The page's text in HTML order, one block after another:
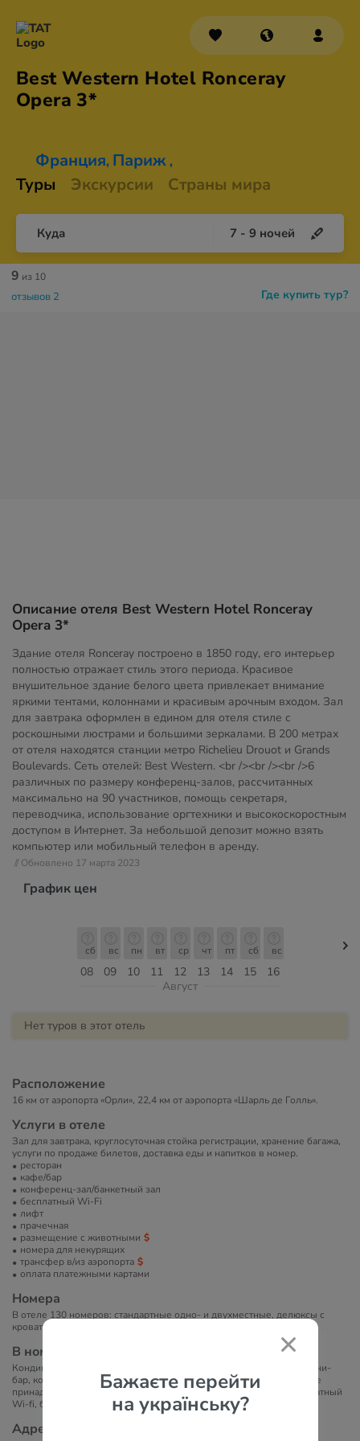
Бажаєте перейти
на українську?
Best Western Hotel Ronceray
Opera 3*
Франция, Париж ,
Туры Экскурсии Страны мира
Куда 7 - 9 ночей
Где купить тур?
9 из 10
отзывов 2
Описание отеля Best Western Hotel Ronceray
Opera 3*
Здание отеля Ronceray построено в 1850 году, его интерьер
полностью отражает стиль этого периода. Красивое
внушительное здание белого цвета привлекает внимание
яркими тентами, колоннами и красивым арочным входом. Зал
для завтрака оформлен в едином для отеля стиле с
роскошными люстрами и большими зеркалами. В 200 метрах
от отеля находятся станции метро Richelieu Drouot и Grands
Boulevards. Сеть отелей: Best Western. <br /><br /><br />6
различных по размеру конференц-залов, рассчитанных
максимально на 90 участников, помощь секретаря,
переводчика, использование оргтехники и высокоскоростным
доступом в Интернет. За небольшой депозит можно взять
компьютер или мобильный телефон в аренду.
// Обновлено 17 марта 2023
График цен
08
сб
09
вс
10
пн
11
вт
12
ср
13
чт
14
пт
15
сб
16
вс
Август
Нет туров в этот отель
Расположение
16 км от аэропорта «Орли», 22,4 км от аэропорта «Шарль де Голль».
Услуги в отеле
Зал для завтрака, круглосуточная стойка регистрации, хранение багажа,
услуги по продаже билетов, доставка еды и напитков в номер.
ресторан
кафе/бар
конференц-зал/банкетный зал
бесплатный Wi-Fi
лифт
прачечная
размещение с животными
номера для некурящих
трансфер в/из аэропорта
оплата платежными картами
Номера
В отеле 130 номеров: стандартные одно- и двухместные, делюксы с
кроватью queen-size, люксы с кроватью queen-size.
В номерах
Кондиционер, телевизор со спутниковыми каналами, телефон, мини-
бар, кофеварка/чайник, сейф, рабочий стол, бесплатные туалетные
принадлежности, ванная комната с душем или ванной, фен, бесплатный
Wi-fi, балкон (не во всех номерах).
Адрес